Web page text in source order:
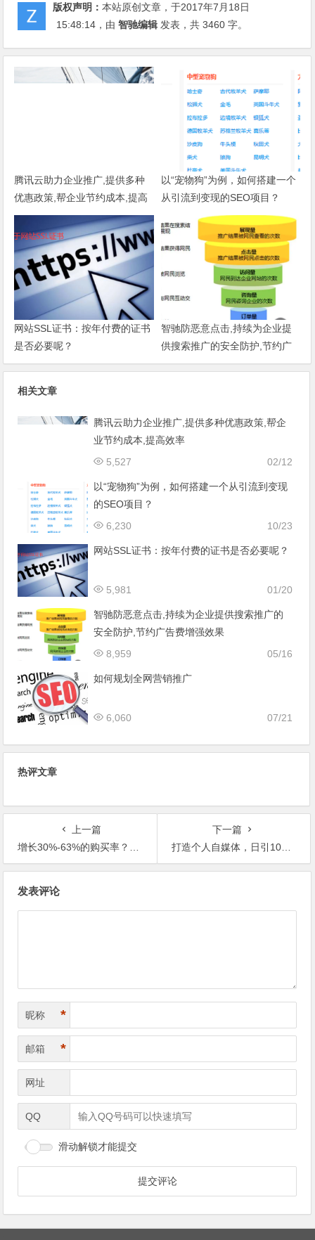
版权声明：本站原创文章，于2017年7月18日
15:48:14 ，由智驰编辑 发表，共 3460 字。
腾讯云助力企业推广,提供多种
优惠政策,帮企业节约成本,提高
效率
以“宠物狗”为例，如何搭建一个
从引流到变现的SEO项目？
网站SSL证书：按年付费的证书
是否必要呢？
智驰防恶意点击,持续为企业提
供搜索推广的安全防护,节约广
告费增强效果
相关文章
腾讯云助力企业推广,提供多种优惠政策,帮企
业节约成本,提高效率
02/12
5,527
以“宠物狗”为例，如何搭建一个从引流到变现
的SEO项目？
10/23
6,230
网站SSL证书：按年付费的证书是否必要呢？
01/20
5,981
智驰防恶意点击,持续为企业提供搜索推广的
安全防护,节约广告费增强效果
05/16
8,959
如何规划全网营销推广
07/21
6,060
热评文章
上一篇
增长30%-63%的购买率？！提高​图片搜索排名的 9 点优化建议
下一篇
打造个人自媒体，日引1000+精准流量不是梦！
发表评论
昵称 *
邮箱 *
网址
QQ
滑动解锁才能提交